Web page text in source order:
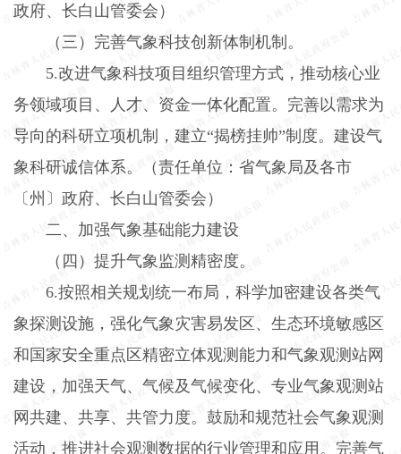
政府、长白山管委会）
（三）完善气象科技创新体制机制。
5.改进气象科技项目组织管理方式，推动核心业
务领域项目、人才、资金一体化配置。完善以需求为
导向的科研立项机制，建立“揭榜挂帅”制度。建设气
象科研诚信体系。（责任单位：省气象局及各市
〔州〕政府、长白山管委会）
二、加强气象基础能力建设
（四）提升气象监测精密度。
6.按照相关规划统一布局，科学加密建设各类气
象探测设施，强化气象灾害易发区、生态环境敏感区
和国家安全重点区精密立体观测能力和气象观测站网
建设，加强天气、气候及气候变化、专业气象观测站
网共建、共享、共管力度。鼓励和规范社会气象观测
活动，推进社会观测数据的行业管理和应用。完善气